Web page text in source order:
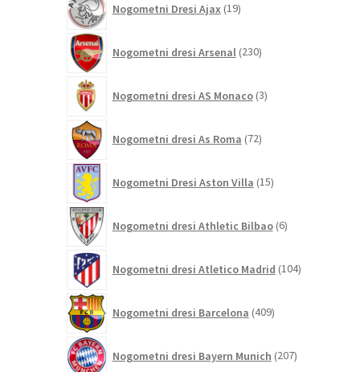
Nogometni Dresi Ajax 19izdelkov
Nogometni dresi Arsenal 230izdelkov
Nogometni dresi AS Monaco 3izdelki
Nogometni dresi As Roma 72izdelkov
Nogometni Dresi Aston Villa 15izdelkov
Nogometni dresi Athletic Bilbao 6izdelkov
Nogometni dresi Atletico Madrid 104izdelki
Nogometni dresi Barcelona 409izdelkov
Nogometni dresi Bayern Munich 207izdelkov